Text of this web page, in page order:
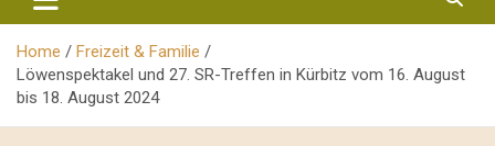
Home
Freizeit & Familie
Löwenspektakel und 27. SR-Treffen in Kürbitz vom 16. August
bis 18. August 2024